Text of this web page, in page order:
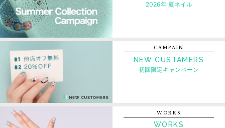
2026年 夏ネイル
CAMPAIN
NEW CUSTAMERS
初回限定キャンペーン
WORKS
WORKS